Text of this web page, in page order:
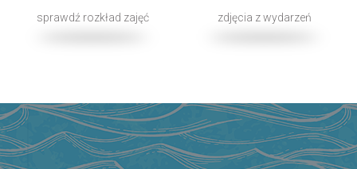
sprawdź rozkład zajęć zdjęcia z wydarzeń